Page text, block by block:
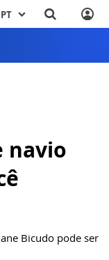
PT
navio
Bicudo pode ser